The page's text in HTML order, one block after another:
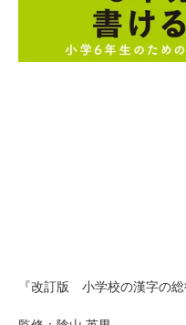
『改訂版 小学校の漢字の総